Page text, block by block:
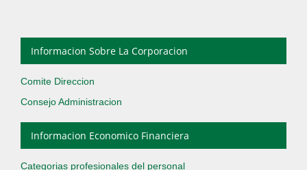
Informacion Sobre La Corporacion
Comite Direccion
Consejo Administracion
Informacion Economico Financiera
Categorias profesionales del personal